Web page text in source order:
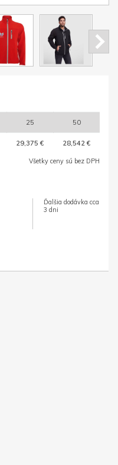
25 50
29,375 € 28,542 €
Všetky ceny sú bez DPH
Ďalšia dodávka cca
3 dni